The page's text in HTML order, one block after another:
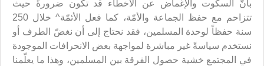
بأنّ السكوت والإغماض عن الأخطاء قد تكون ضرورةً حيث
تتزاحم مع حفظ الجماعة والأمّة، كما فعل الأئمّة^ خلال 250
سنة حفظاً لوحدة المسلمين، فقد نحتاج إلى أن نغضّ الطرف أو
نستخدم سياسةً غير مباشرة لمواجهة بعض الانحرافات الموجودة
في المجتمع خشية حصول الفرقة بين المسلمين، وهذا ما يعلّمنا